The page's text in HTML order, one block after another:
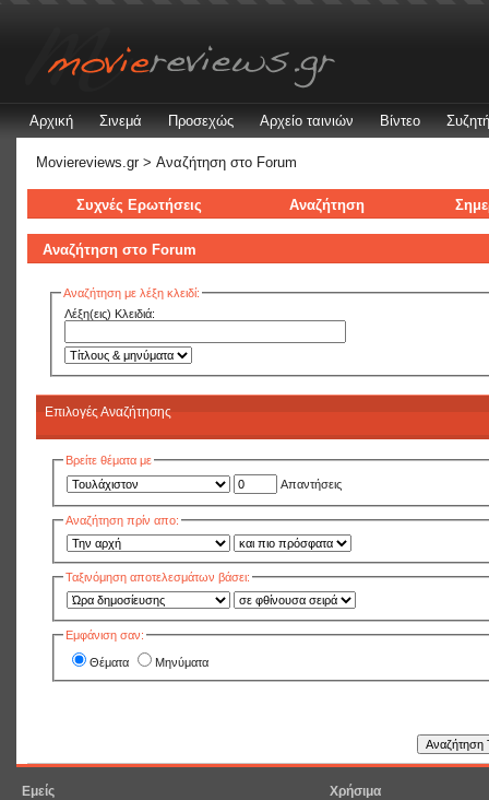
Αρχική Σινεμά Προσεχώς Αρχείο ταινιών Βίντεο
Moviereviews.gr > Αναζήτηση στo Forum
Συχνές Ερωτήσεις Αναζήτηση
Αναζήτηση στo Forum
Αναζήτηση με λέξη κλειδί:
Λέξη(εις) Κλειδιά:
Επιλογές Αναζήτησης
Βρείτε θέματα με
Απαντήσεις
Αναζήτηση πρίν απο:
Ταξινόμηση αποτελεσμάτων βάσει:
Εμφάνιση σαν:
Θέματα Μηνύματα
Εμείς
Χρήσιμα